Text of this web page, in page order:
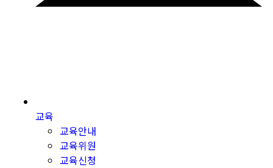
교육
교육안내
교육위원
교육신청